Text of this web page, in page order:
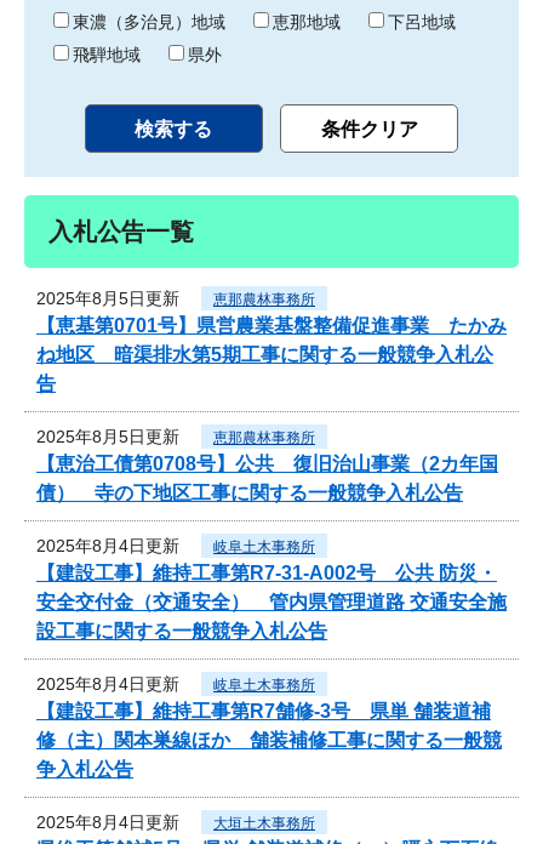
東濃（多治見）地域
恵那地域
下呂地域
飛騨地域
県外
入札公告一覧
2025年8月5日更新 恵那農林事務所
【恵基第0701号】県営農業基盤整備促進事業 たかみ
ね地区 暗渠排水第5期工事に関する一般競争入札公
告
2025年8月5日更新 恵那農林事務所
【恵治工債第0708号】公共 復旧治山事業（2カ年国
債） 寺の下地区工事に関する一般競争入札公告
2025年8月4日更新 岐阜土木事務所
【建設工事】維持工事第R7-31-A002号 公共 防災・
安全交付金（交通安全） 管内県管理道路 交通安全施
設工事に関する一般競争入札公告
2025年8月4日更新 岐阜土木事務所
【建設工事】維持工事第R7舗修-3号 県単 舗装道補
修（主）関本巣線ほか 舗装補修工事に関する一般競
争入札公告
2025年8月4日更新 大垣土木事務所